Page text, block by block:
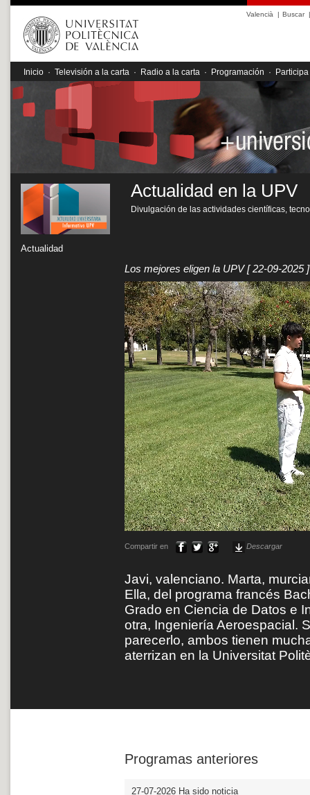
Valencià | Buscar|
Inicio · Televisión a la carta · Radio a la carta · Programación · Participa
Actualidad
Actualidad en la UPV
Divulgación de las actividades científicas,
Los mejores eligen la UPV[ 22-09-2025 ]
Compartir en Descargar
Javi, valenciano. Marta,
Ella, del programa francés
Grado en Ciencia de Datos e
otra, Ingeniería Aeroespacial.
parecerlo, ambos tienen
aterrizan en la Universitat
Programas anteriores
27-07-2026 Ha sido noticia